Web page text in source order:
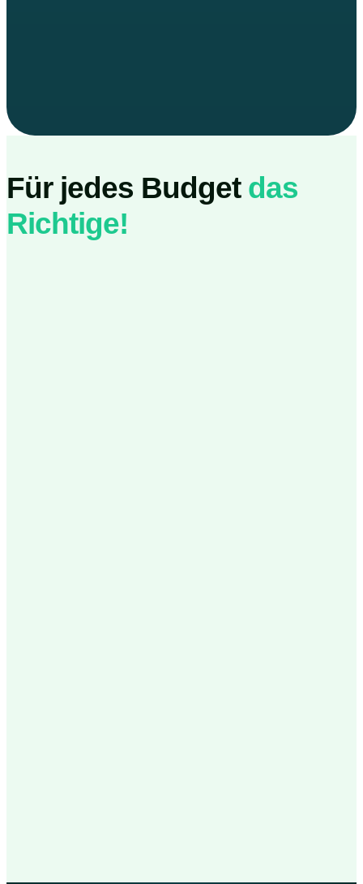
Für jedes Budget das
Richtige!